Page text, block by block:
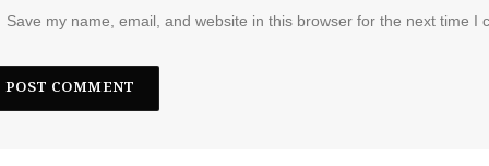
Save my name, email, and website in this browser for the next time I